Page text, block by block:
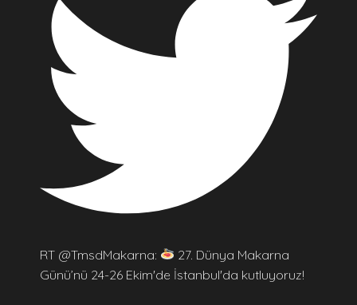
RT @TmsdMakarna:
27. Dünya Makarna
Günü’nü 24-26 Ekim'de İstanbul'da kutluyoruz!